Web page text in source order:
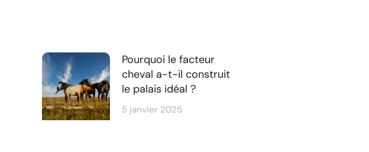
Pourquoi le facteur
cheval a-t-il construit
le palais idéal ?
5 janvier 2025